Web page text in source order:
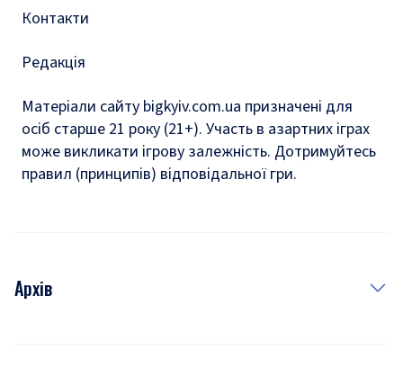
Контакти
Редакція
Матеріали сайту bigkyiv.com.ua призначені для
осіб старше 21 року (21+). Участь в азартних іграх
може викликати ігрову залежність. Дотримуйтесь
правил (принципів) відповідальної гри.
Архів